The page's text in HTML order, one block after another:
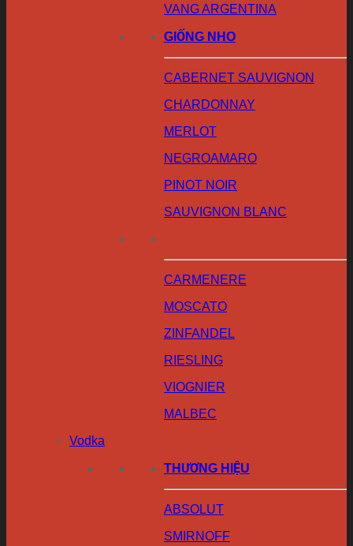
VANG ARGENTINA
GIỐNG NHO
CABERNET SAUVIGNON
CHARDONNAY
MERLOT
NEGROAMARO
PINOT NOIR
SAUVIGNON BLANC
CARMENERE
MOSCATO
ZINFANDEL
RIESLING
VIOGNIER
MALBEC
Vodka
THƯƠNG HIỆU
ABSOLUT
SMIRNOFF